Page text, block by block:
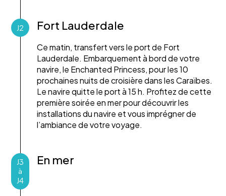
J2 Fort Lauderdale
Ce matin, transfert vers le port de Fort
Lauderdale. Embarquement à bord de votre
navire, le Enchanted Princess, pour les 10
prochaines nuits de croisière dans les Caraïbes.
Le navire quitte le port à 15 h. Profitez de cette
première soirée en mer pour découvrir les
installations du navire et vous imprégner de
l’ambiance de votre voyage.
J3
à
J4
En mer